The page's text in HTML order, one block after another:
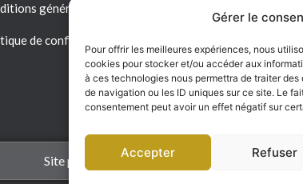
Gérer le
Pour offrir les meilleures expériences, nous
cookies pour stocker et/ou accéder aux
à ces technologies nous permettra de traiter
de navigation ou les ID uniques sur ce site. Le
consentement peut avoir un effet négatif sur
Accepter Refuser
générales de vente
de confidentialité
Site par ccbycc.ch